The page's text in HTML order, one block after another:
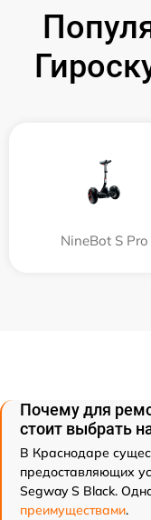
NineBot S Pro
Почему для
стоит выбрать
В Краснодаре
предоставляющих
Segway S Black.
преимуществами.